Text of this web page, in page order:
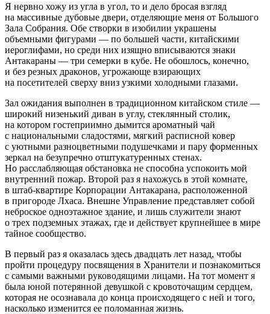
Я нервно хожу из угла в угол, то и дело бросая взгляд
на массивные дубовые двери, отделяющие меня от Большого
Зала Собрания. Обе створки в изобилии украшены
объемными фигурами — по большей части, китайскими
иероглифами, но среди них изящно вписываются знаки
Антакараны — три семерки в кубе. Не обошлось, конечно,
и без резных драконов, угрожающе взирающих
на посетителей сверху вниз узкими холодными глазами.
Зал ожидания выполнен в традиционном китайском стиле —
широкий низенький диван в углу, стеклянный столик,
на котором гостеприимно дымится ароматный чай
с национальными сладостями, мягкий расписной ковер
с уютными разноцветными подушечками и пару форменных
зеркал на безупречно отштукатуренных стенах.
Но расслабляющая обстановка не способна успокоить мой
внутренний пожар. Второй раз я нахожусь в этой комнате,
в штаб-квартире Корпорации Антакарана, расположенной
в пригороде Лхаса. Внешне Управление представляет собой
неброское одноэтажное здание, и лишь служители знают
о трех подземных этажах, где и действует крупнейшее в мире
тайное сообщество.
В первый раз я оказалась здесь двадцать лет назад, чтобы
пройти процедуру посвящения в Хранители и познакомиться
с самыми важными руководящими лицами. На тот момент я
была юной потерянной девушкой с кровоточащим сердцем,
которая не осознавала до конца происходящего с ней и того,
насколько изменится ее поломанная жизнь.